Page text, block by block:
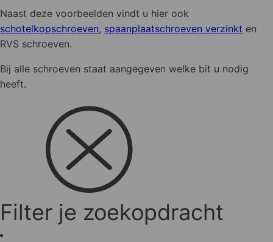
op
de
Naast deze voorbeelden vindt u hier ook
schotelkopschroeven, spaanplaatschroeven verzinkt en
RVS schroeven.
Bij alle schroeven staat aangegeven welke bit u nodig
heeft.
Filter je zoekopdracht